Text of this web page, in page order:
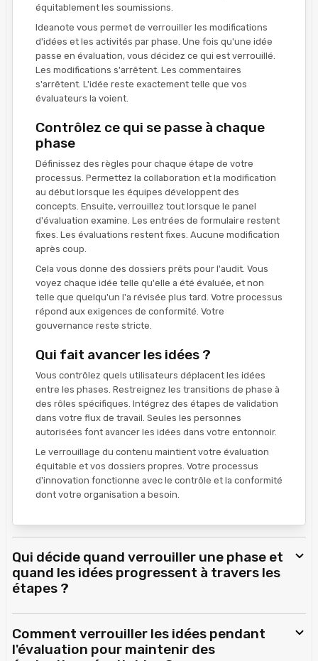
équitablement les soumissions.
Ideanote vous permet de verrouiller les modifications
d'idées et les activités par phase. Une fois qu'une idée
passe en évaluation, vous décidez ce qui est verrouillé.
Les modifications s'arrêtent. Les commentaires
s'arrêtent. L'idée reste exactement telle que vos
évaluateurs la voient.
Contrôlez ce qui se passe à chaque
phase
Définissez des règles pour chaque étape de votre
processus. Permettez la collaboration et la modification
au début lorsque les équipes développent des
concepts. Ensuite, verrouillez tout lorsque le panel
d'évaluation examine. Les entrées de formulaire restent
fixes. Les évaluations restent fixes. Aucune modification
après coup.
Cela vous donne des dossiers prêts pour l'audit. Vous
voyez chaque idée telle qu'elle a été évaluée, et non
telle que quelqu'un l'a révisée plus tard. Votre processus
répond aux exigences de conformité. Votre
gouvernance reste stricte.
Qui fait avancer les idées ?
Vous contrôlez quels utilisateurs déplacent les idées
entre les phases. Restreignez les transitions de phase à
des rôles spécifiques. Intégrez des étapes de validation
dans votre flux de travail. Seules les personnes
autorisées font avancer les idées dans votre entonnoir.
Le verrouillage du contenu maintient votre évaluation
équitable et vos dossiers propres. Votre processus
d'innovation fonctionne avec le contrôle et la conformité
dont votre organisation a besoin.
Qui décide quand verrouiller une phase et
quand les idées progressent à travers les
étapes ?
Comment verrouiller les idées pendant
l'évaluation pour maintenir des